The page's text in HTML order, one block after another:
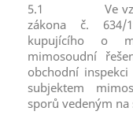
5.1 Ve
zákona č. 634/
kupujícího o
mimosoudní
obchodní
subjektem
sporů vedeným na